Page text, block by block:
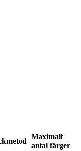
Maximalt
antal färger